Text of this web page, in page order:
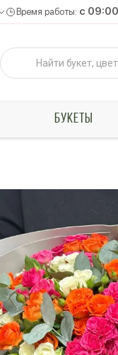
Время работы: c
БУКЕТЫ